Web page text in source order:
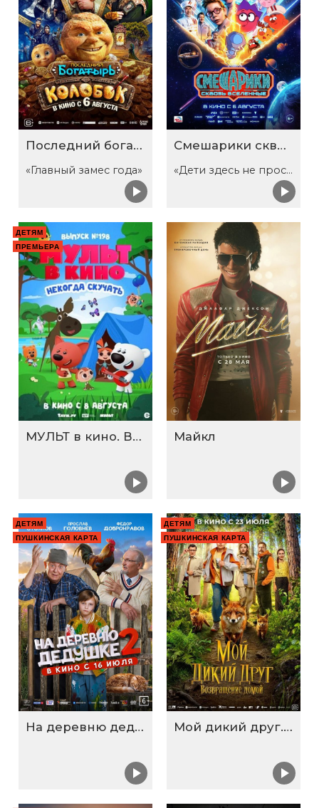
Последний богатырь. Колобок
«Главный замес года»
Смешарики сквозь вселенные
«Дети здесь не просто так»
ДЕТЯМ
ПРЕМЬЕРА
МУЛЬТ в кино. Выпуск №198. Некогда скучать Майкл
ДЕТЯМ
ПУШКИНСКАЯ КАРТА
На деревню дедушке 2
ДЕТЯМ
ПУШКИНСКАЯ КАРТА
Мой дикий друг. Возвращение домой